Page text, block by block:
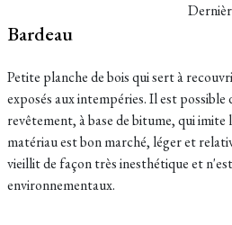
Bardeau
Petite planche de bois qui sert à
exposés aux intempéries. Il est
revêtement, à base de bitume, qui imite
matériau est bon marché, léger et
vieillit de façon très inesthétique et
environnementaux.